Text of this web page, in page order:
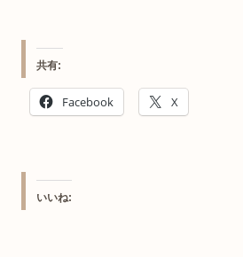
共有:
Facebook X
いいね: